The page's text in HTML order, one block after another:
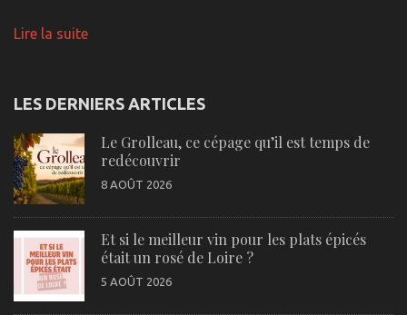
Lire la suite
LES DERNIERS ARTICLES
Le Grolleau, ce cépage qu’il est temps de
redécouvrir
8 AOÛT 2026
Et si le meilleur vin pour les plats épicés
était un rosé de Loire ?
5 AOÛT 2026